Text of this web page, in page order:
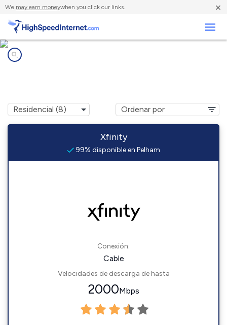
We may earn moneywhen you click our links. ×
Xfinity
99% disponible en Pelham
Conexión:
Cable
Velocidades de descarga de hasta
2000Mbps